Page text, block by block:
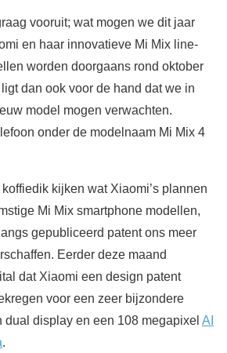
vooruit; wat mogen we dit jaar
en haar innovatieve Mi Mix line-
worden doorgaans rond oktober
dan ook voor de hand dat we in
model mogen verwachten.
onder de modelnaam Mi Mix 4
kijken wat Xiaomi’s plannen
Mi Mix smartphone modellen,
gepubliceerd patent ons meer
Eerder deze maand
dat Xiaomi een design patent
voor een zeer bijzondere
dual display en een 108 megapixel AI
.